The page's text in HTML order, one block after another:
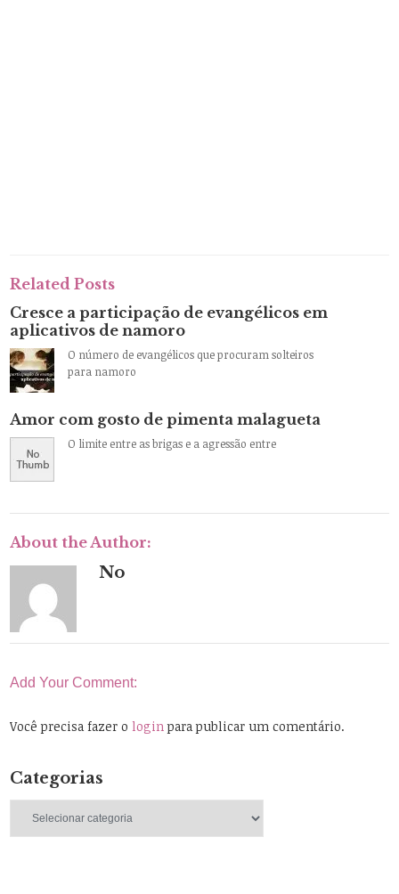
Related Posts
Cresce a participação de evangélicos em
aplicativos de namoro
O número de evangélicos que procuram solteiros
para namoro
Amor com gosto de pimenta malagueta
O limite entre as brigas e a agressão entre
About the Author:
No
Add Your Comment:
Você precisa fazer ologin para publicar um comentário.
Categorias